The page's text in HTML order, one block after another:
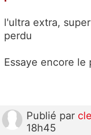
l'ultra extra,
perdu
Essaye encore le
Publié par
18h45